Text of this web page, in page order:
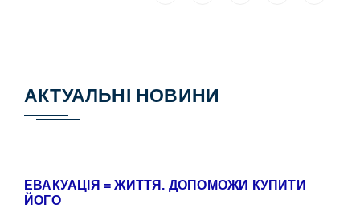
АКТУАЛЬНІ НОВИНИ
ЕВАКУАЦІЯ = ЖИТТЯ. ДОПОМОЖИ КУПИТИ
ЙОГО